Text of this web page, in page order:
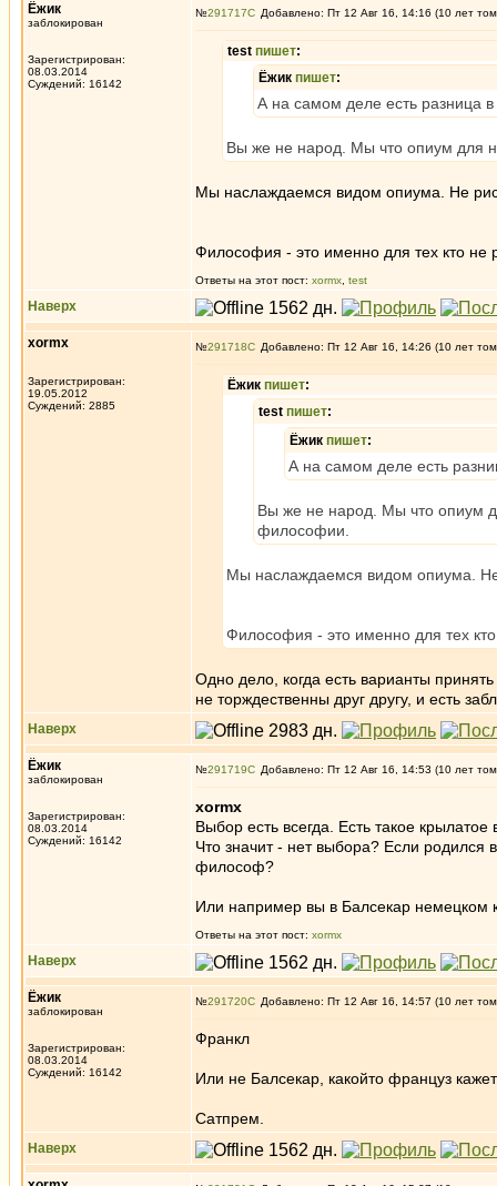
Ёжик
заблокирован
Зарегистрирован:
08.03.2014
Суждений: 16142
№291717 Добавлено: Пт 12 Авг 16, 14:16 (10 лет
test пишет:
Ёжик пишет:
А на самом деле есть разница
Вы же не народ. Мы что опиум для
Мы наслаждаемся видом опиума. Не
Философия - это именно для тех кто не
Ответы на этот пост: xormx test
Наверх
xormx
Зарегистрирован:
19.05.2012
Суждений: 2885
№291718 Добавлено: Пт 12 Авг 16, 14:26 (10 лет
Ёжик пишет:
test пишет:
Ёжик пишет:
А на самом деле есть
Вы же не народ. Мы что опиум
философии.
Мы наслаждаемся видом опиума.
Философия - это именно для тех кто
Одно дело, когда есть варианты
не торждественны друг другу, и есть
Наверх
Ёжик
заблокирован
Зарегистрирован:
08.03.2014
Суждений: 16142
№291719 Добавлено: Пт 12 Авг 16, 14:53 (10 лет
xormx
Выбор есть всегда. Есть такое
Что значит - нет выбора? Если
философ?
Или например вы в Балсекар немецком
Ответы на этот пост: xormx
Наверх
Ёжик
заблокирован
Зарегистрирован:
08.03.2014
Суждений: 16142
№291720 Добавлено: Пт 12 Авг 16, 14:57 (10 лет
Франкл
Или не Балсекар, какойто француз
Сатпрем.
Наверх